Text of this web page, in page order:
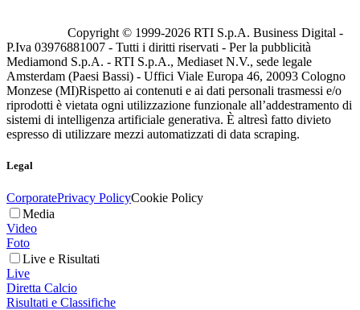
Copyright © 1999-2026 RTI S.p.A. Business Digital -
P.Iva 03976881007 - Tutti i diritti riservati - Per la pubblicità
Mediamond S.p.A. - RTI S.p.A., Mediaset N.V., sede legale
Amsterdam (Paesi Bassi) - Uffici Viale Europa 46, 20093 Cologno
Monzese (MI)Rispetto ai contenuti e ai dati personali trasmessi e/o
riprodotti è vietata ogni utilizzazione funzionale all’addestramento di
sistemi di intelligenza artificiale generativa. È altresì fatto divieto
espresso di utilizzare mezzi automatizzati di data scraping.
Legal
CorporatePrivacy PolicyCookie Policy
Media
Video
Foto
Live e Risultati
Live
Diretta Calcio
Risultati e Classifiche